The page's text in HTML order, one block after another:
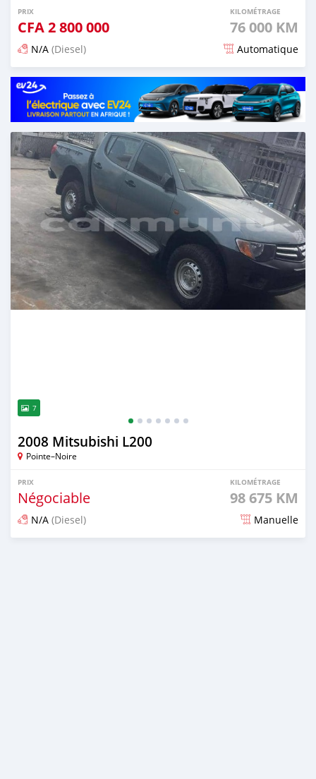
PRIX
CFA2 800 000
KILOMÉTRAGE
76 000 KM
N/A (Diesel) Automatique
Publié il y a 3 mois
7
2008 Mitsubishi L200
Pointe–Noire
PRIX
Négociable
KILOMÉTRAGE
98 675 KM
N/A (Diesel) Manuelle